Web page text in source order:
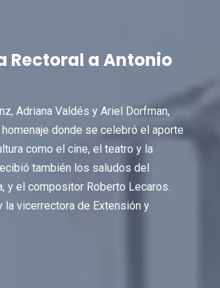
Rectoral a Antonio
Adriana Valdés y Ariel Dorfman,
donde se celebró el aporte
como el cine, el teatro y la
también los saludos del
y el compositor Roberto Lecaros.
la vicerrectora de Extensión y